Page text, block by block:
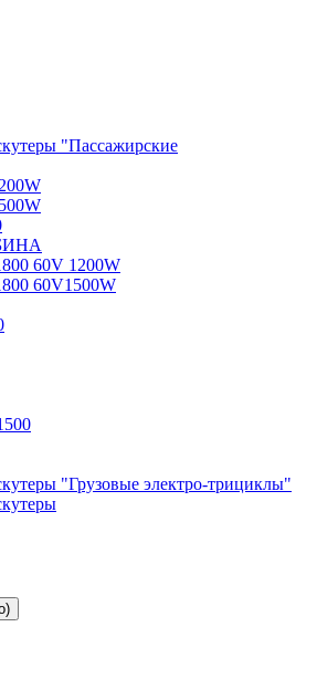
"Пассажирские
60V 1200W
60V1500W
"Грузовые электро‑трициклы"